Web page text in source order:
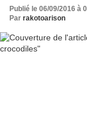
Publié le 06/09/2016 à
Par rakotoarison